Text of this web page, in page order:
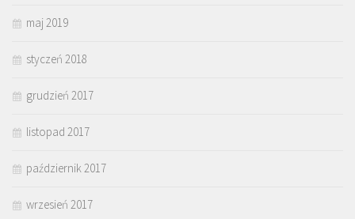
maj 2019
styczeń 2018
grudzień 2017
listopad 2017
październik 2017
wrzesień 2017